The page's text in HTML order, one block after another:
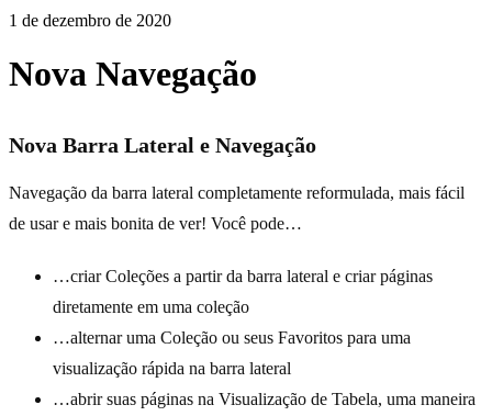
1 de dezembro de 2020
Nova Navegação
Nova Barra Lateral e Navegação
Navegação da barra lateral completamente reformulada, mais fácil
de usar e mais bonita de ver! Você pode…
…criar Coleções a partir da barra lateral e criar páginas
diretamente em uma coleção
…alternar uma Coleção ou seus Favoritos para uma
visualização rápida na barra lateral
…abrir suas páginas na Visualização de Tabela, uma maneira